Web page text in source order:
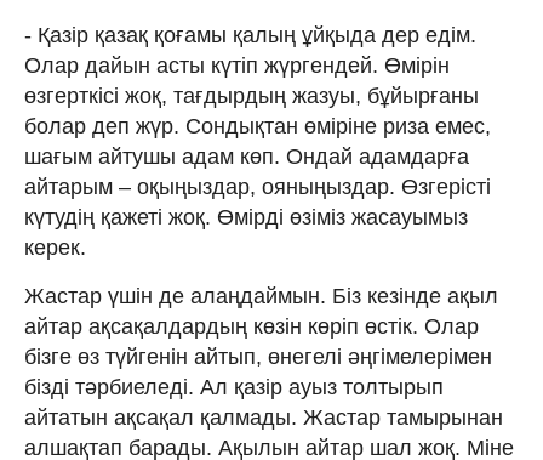
- Қазір қазақ қоғамы қалың ұйқыда дер едім.
Олар дайын асты күтіп жүргендей. Өмірін
өзгерткісі жоқ, тағдырдың жазуы, бұйырғаны
болар деп жүр. Сондықтан өміріне риза емес,
шағым айтушы адам көп. Ондай адамдарға
айтарым – оқыңыздар, ояныңыздар. Өзгерісті
күтудің қажеті жоқ. Өмірді өзіміз жасауымыз
керек.
Жастар үшін де алаңдаймын. Біз кезінде ақыл
айтар ақсақалдардың көзін көріп өстік. Олар
бізге өз түйгенін айтып, өнегелі әңгімелерімен
бізді тәрбиеледі. Ал қазір ауыз толтырып
айтатын ақсақал қалмады. Жастар тамырынан
алшақтап барады. Ақылын айтар шал жоқ. Міне